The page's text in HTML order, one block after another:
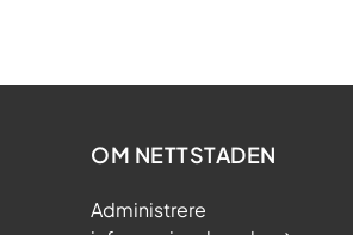
OM NETTSTADEN
Administrere